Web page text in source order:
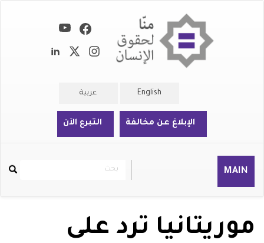
English عربية
الإبلاغ عن مخالفة التبرع الآن
MAIN
Rechercher
بحث
موريتانيا ترد على